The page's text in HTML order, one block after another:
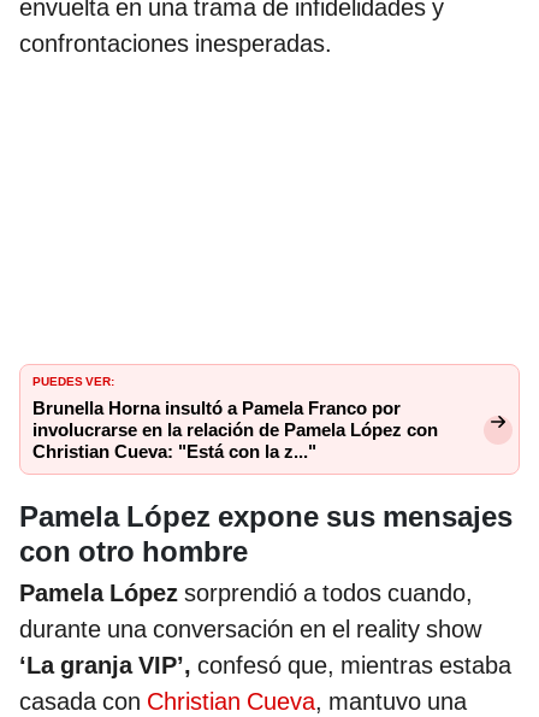
envuelta en una trama de infidelidades y
confrontaciones inesperadas.
PUEDES VER:
Brunella Horna insultó a Pamela Franco por
involucrarse en la relación de Pamela López con
Christian Cueva: "Está con la z..."
Pamela López expone sus mensajes
con otro hombre
Pamela López sorprendió a todos cuando,
durante una conversación en el reality show
‘La granja VIP’, confesó que, mientras estaba
casada con Christian Cueva, mantuvo una